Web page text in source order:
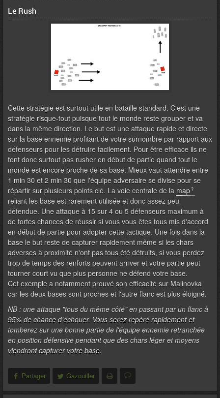
Le Rush
Cette stratégie est surtout utile en bataille standard. C'est une
stratégie risque-tout puisque tout le monde reste grouper et va
dans la même direction. Le but est une attaque rapide et directe
sur la base ennemie profitant de votre surnombre par rapport aux
défenseurs pour les détruire facilement. Pour être efficace ils ne
font donc surtout pas rusher en début de partie quand tout le
monde est encore proche de sa base. Mieux vaut attendre entre
1 min 30 et 2 min 30 que l'équipe adversaire se divise pour se
répartir sur plusieurs points clé. La voie centrale de la map
reliant les base est rarement utilisée et donc assez peu
défendue. Une attaque à 15 sur 4 ou 5 défenseurs maximum à
de fortes chances de réussir si vous vous êtes tous mis d'accord
en début de partie pour adopter cette tactique. Une fois dans la
base le but reste de capturer rapidement même si les chars
adverses à proximité n'ont pas tous été détruits, si vous perdez
trop de temps des renforts peuvent arriver et votre partie peut
tourner court vu que plus personne ne défend votre base.
Cet exemple a notamment prouvé son efficacité sur Malinovka
car les deux bases sont proches et l'autre flanc est plus éloigné.
NB : une attaque "tous du même côté" en passant par un flanc à
95% de chance d'échouer. Vous serez repéré rapidement et
tomberez sur une bonne partie de l'équipe ennemie retranchée
en position défensive pendant que des chars léger et moyens
viendront capturer votre base.
Partager Gazouiller